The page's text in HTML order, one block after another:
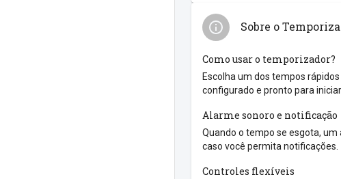
Sobre o
Como usar o temporizador?
Escolha um dos tempos
configurado e pronto para
Alarme sonoro e notificação
Quando o tempo se esgota,
caso você permita notificações.
Controles flexíveis